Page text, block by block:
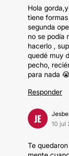
Hola
tiene
segunda
no se podía
hacerlo ,
quedé muy
pecho,
para nada
Responder
JE
Jesbel
10 jul
Te